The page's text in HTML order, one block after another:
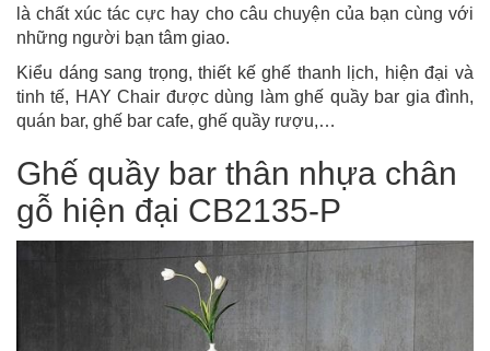
là chất xúc tác cực hay cho câu chuyện của bạn cùng với
những người bạn tâm giao.
Kiểu dáng sang trọng, thiết kế ghế thanh lịch, hiện đại và
tinh tế, HAY Chair được dùng làm ghế quầy bar gia đình,
quán bar, ghế bar cafe, ghế quầy rượu,…
Ghế quầy bar thân nhựa chân
gỗ hiện đại CB2135-P